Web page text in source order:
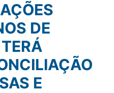
DE
E